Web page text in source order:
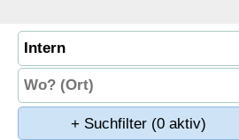
+ Suchfilter (0 aktiv)